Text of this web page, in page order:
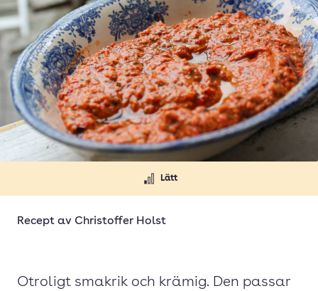
Lätt
Recept av Christoffer Holst
Otroligt smakrik och krämig. Den passar